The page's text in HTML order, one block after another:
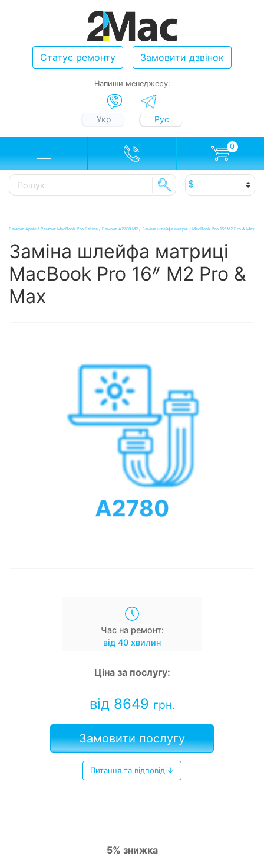
Статус ремонту Замовити дзвінок
Напиши менеджеру:
Укр Рус
0
Ремонт Apple / Ремонт MacBook Pro Retina / Ремонт A2780 M2 / Заміна шлейфа матриці MacBook Pro 16ᐥ M2 Pro & Max
Заміна шлейфа матриці
MacBook Pro 16ᐥ M2 Pro &
Max
Час на ремонт:
від 40 хвилин
Ціна за послугу:
від 8649 грн.
Замовити послугу
Питання та відповіді↓
5% знижка